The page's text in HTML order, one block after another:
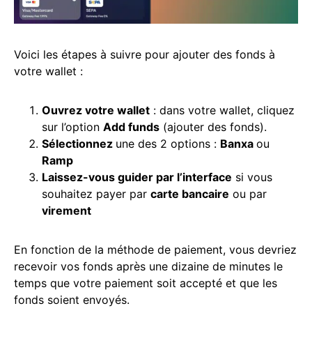
Voici les étapes à suivre pour ajouter des fonds à
votre wallet :
Ouvrez votre wallet : dans votre wallet, cliquez
sur l’option Add funds (ajouter des fonds).
Sélectionnez une des 2 options : Banxa ou
Ramp
Laissez-vous guider par l’interface si vous
souhaitez payer par carte bancaire ou par
virement
En fonction de la méthode de paiement, vous devriez
recevoir vos fonds après une dizaine de minutes le
temps que votre paiement soit accepté et que les
fonds soient envoyés.